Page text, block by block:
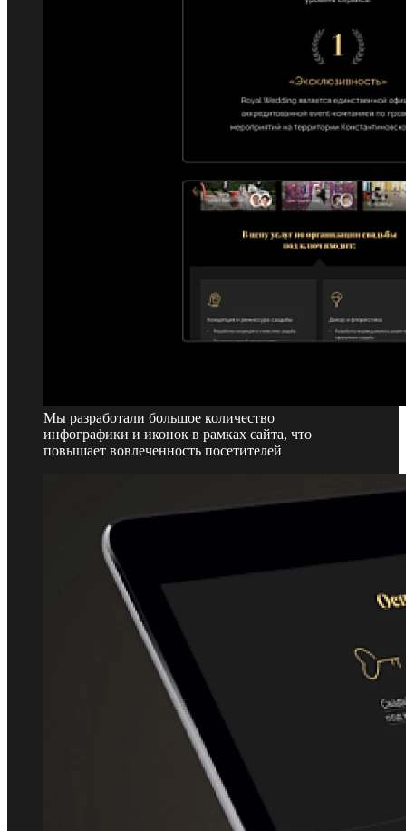
Мы разработали большое количество
инфографики и иконок в рамках сайта, что
повышает вовлеченность посетителей